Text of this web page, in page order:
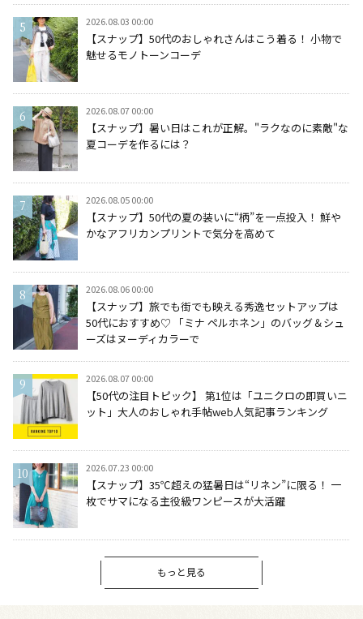
2026.08.03 00:00
【スナップ】50代のおしゃれさんはこう着る！ 小物で
魅せるモノトーンコーデ
2026.08.07 00:00
【スナップ】暑い日はこれが正解。"ラクなのに素敵"な
夏コーデを作るには？
2026.08.05 00:00
【スナップ】50代の夏の装いに“柄”を一点投入！ 鮮や
かなアフリカンプリントで気分を高めて
2026.08.06 00:00
【スナップ】旅でも街でも映える秀逸セットアップは
50代におすすめ♡ 「ミナ ペルホネン」のバッグ＆シュ
ーズはヌーディカラーで
2026.08.07 00:00
【50代の注目トピック】 第1位は「ユニクロの即買いニ
ット」大人のおしゃれ手帖web人気記事ランキング
2026.07.23 00:00
【スナップ】35℃超えの猛暑日は“リネン”に限る！ 一
枚でサマになる主役級ワンピースが大活躍
もっと見る